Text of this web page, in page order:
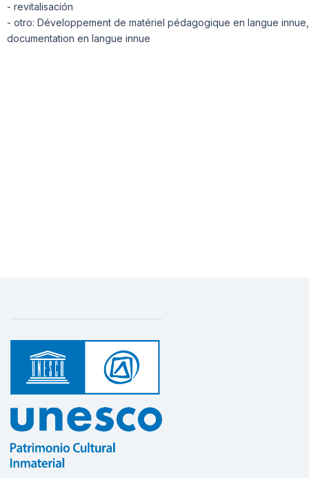
- revitalisación
- otro: Développement de matériel pédagogique en langue innue,
documentation en langue innue